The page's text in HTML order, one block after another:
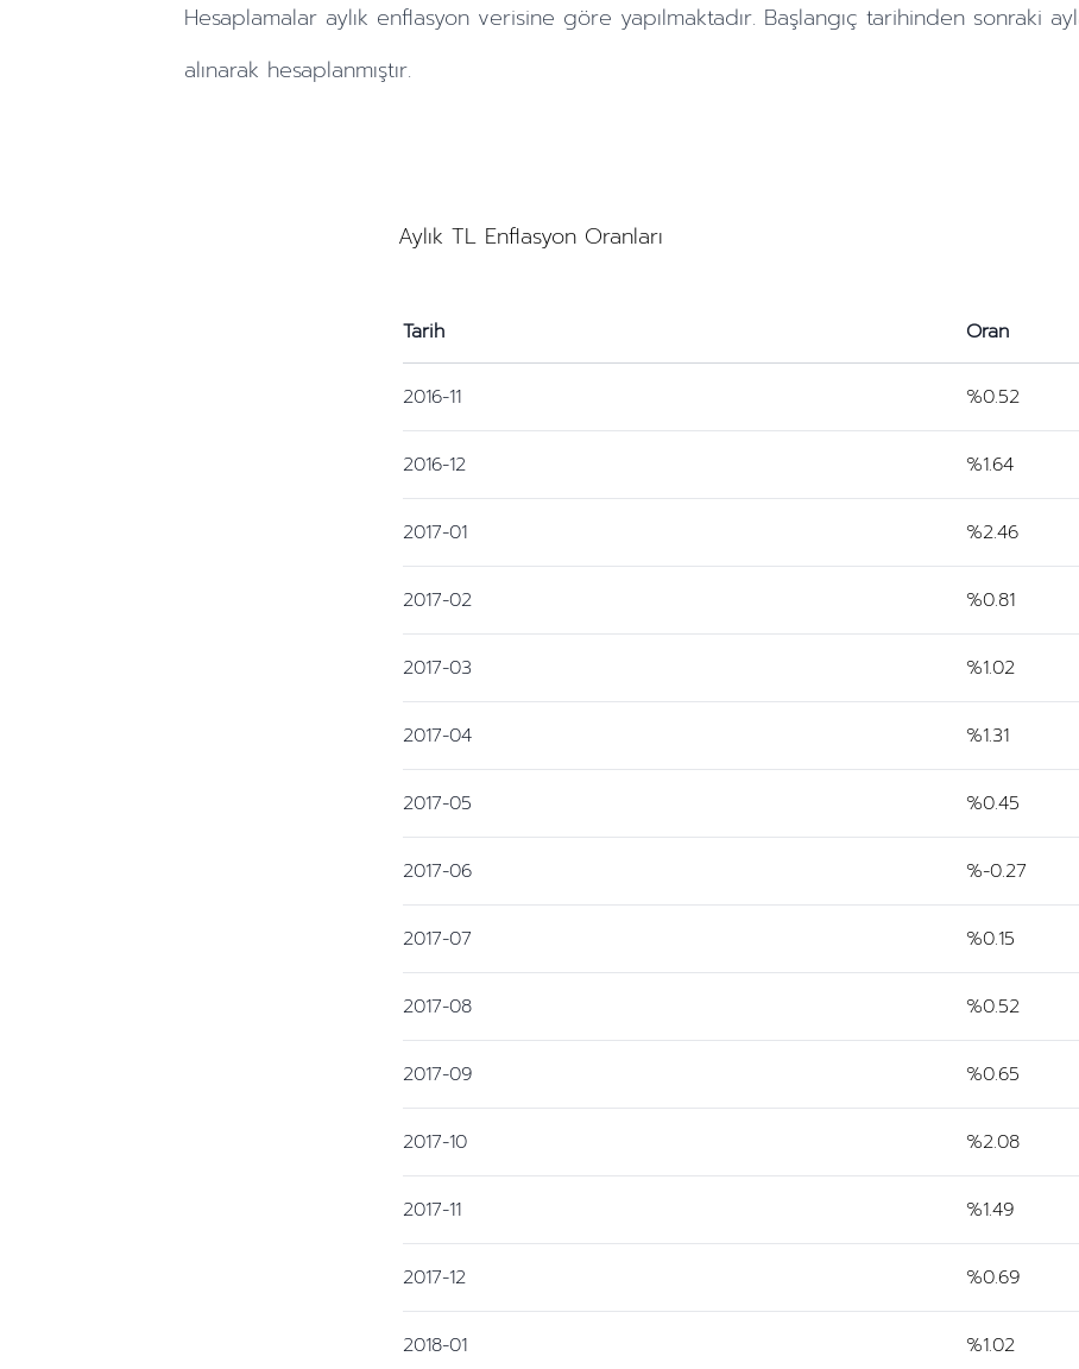
Hesaplamalar aylık enflasyon verisine göre yapılmaktadır. Başlangıç tarihinden sonraki
alınarak hesaplanmıştır.
Aylık TL Enflasyon Oranları
Tarih Oran
2016-11 %0.52
2016-12 %1.64
2017-01 %2.46
2017-02 %0.81
2017-03 %1.02
2017-04 %1.31
2017-05 %0.45
2017-06 %-0.27
2017-07 %0.15
2017-08 %0.52
2017-09 %0.65
2017-10 %2.08
2017-11 %1.49
2017-12 %0.69
2018-01 %1.02